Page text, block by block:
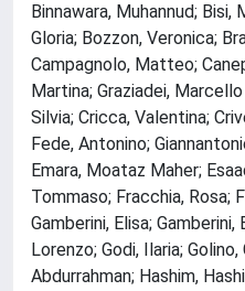
Binnawara, Muhannud;
Gloria; Bozzon, Veronica;
Campagnolo, Matteo;
Martina; Graziadei,
Silvia; Cricca, Valentina;
Fede, Antonino;
Emara, Moataz Maher;
Tommaso; Fracchia, Rosa;
Gamberini, Elisa;
Lorenzo; Godi, Ilaria;
Abdurrahman; Hashim,